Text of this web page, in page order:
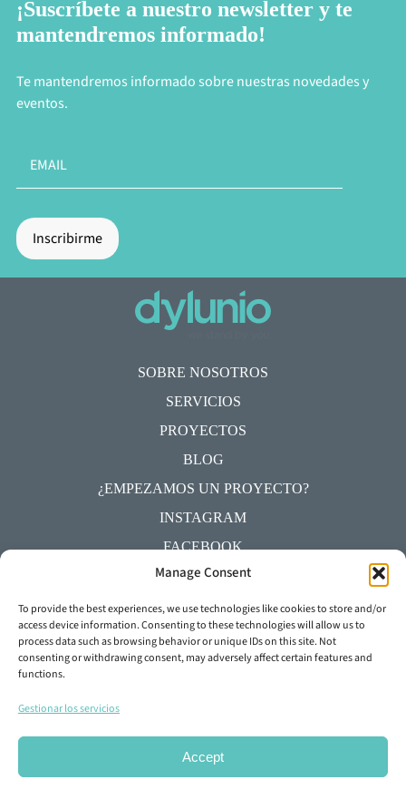
Manage Consent
To provide the best experiences, we use technologies like cookies to store and/or
access device information. Consenting to these technologies will allow us to
process data such as browsing behavior or unique IDs on this site. Not
consenting or withdrawing consent, may adversely affect certain features and
functions.
Gestionar los servicios
Accept
¡Suscríbete a nuestro newsletter y te
mantendremos informado!
Te mantendremos informado sobre nuestras novedades y
eventos.
SOBRE NOSOTROS
SERVICIOS
PROYECTOS
BLOG
¿EMPEZAMOS UN PROYECTO?
INSTAGRAM
FACEBOOK
YOUTUBE
LINKEDIN
+34 93 645 29 92